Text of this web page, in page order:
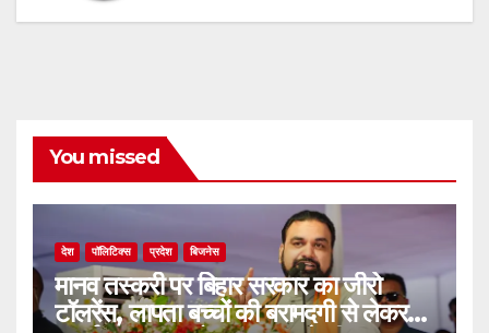
You missed
देश पॉलिटिक्स प्रदेश बिजनेस
मानव तस्करी पर बिहार सरकार का जीरो
टॉलरेंस, लापता बच्चों की बरामदगी से लेकर